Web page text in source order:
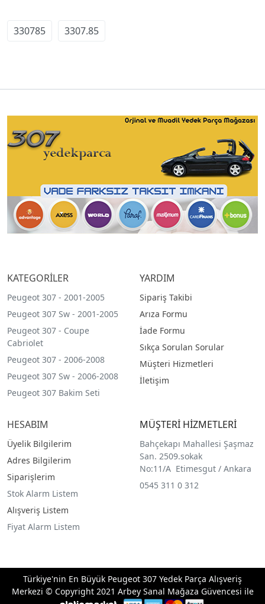
330785 3307.85
KATEGORİLER
Peugeot 307 - 2001-2005
Peugeot 307 Sw - 2001-2005
Peugeot 307 - Coupe
Cabriolet
Peugeot 307 - 2006-2008
Peugeot 307 Sw - 2006-2008
Peugeot 307 Bakim Seti
YARDIM
Sipariş Takibi
Arıza Formu
İade Formu
Sıkça Sorulan Sorular
Müşteri Hizmetleri
İletişim
HESABIM
Üyelik Bilgilerim
Adres Bilgilerim
Siparişlerim
Stok Alarm Listem
Alışveriş Listem
Fiyat Alarm Listem
MÜŞTERİ HİZMETLERİ
Bahçekapı Mahallesi Şaşmaz
San. 2509.sokak
No:11/A Etimesgut / Ankara
0545 311 0 312
Türkiye'nin En Büyük Peugeot 307 Yedek Parça Alışveriş
Merkezi © Copyright 2021 Arbey Sanal Mağaza Güvencesi ile